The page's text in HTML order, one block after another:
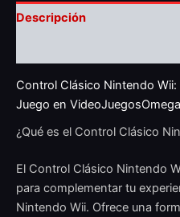
Descripción
Control Clásico Nintendo Wii:
Juego en VideoJuegosOmega
¿Qué es el Control Clásico
El Control Clásico Nintendo
para complementar tu
Nintendo Wii. Ofrece una